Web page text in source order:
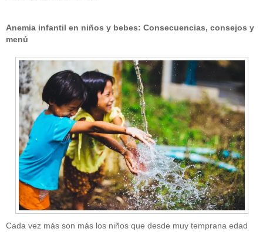
Anemia infantil en niños y bebes: Consecuencias, consejos y
menú
Cada vez más son más los niños que desde muy temprana edad